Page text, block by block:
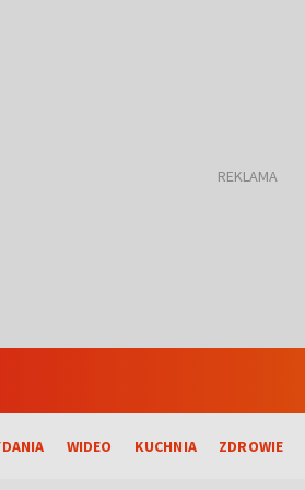
WIDEO KUCHNIA ZDROWIE